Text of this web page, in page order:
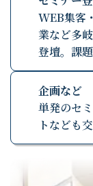
WEB集客
業など多
登壇。課
企画など
単発のセ
トなども